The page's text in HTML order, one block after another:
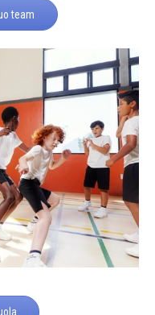
team